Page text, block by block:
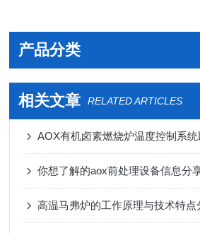
产品分类
相关文章 RELATED ARTICLES
AOX有机卤素燃烧炉温度控制系
你想了解的aox前处理设备信息分
高温马弗炉的工作原理与技术特点